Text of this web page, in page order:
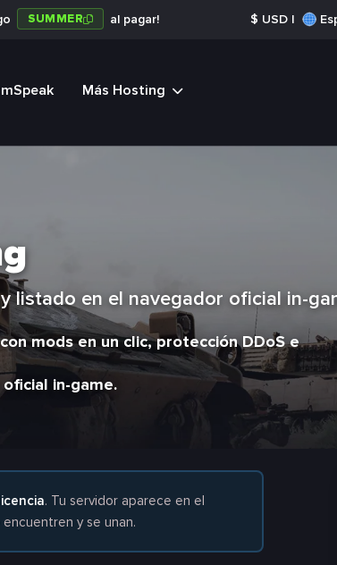
SUMMER al pagar! $ USD |
Más Hosting
listado en el navegador oficial in-
mods en un clic, protección DDoS e
in-game.
. Tu servidor aparece en el
y se unan.